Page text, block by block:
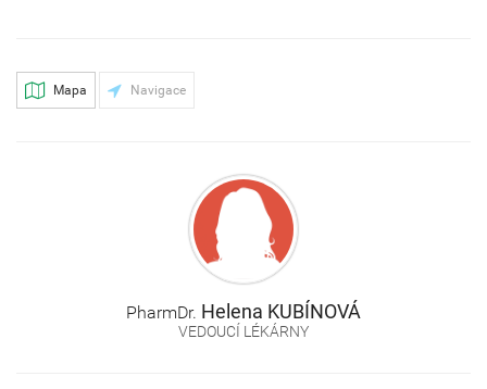
Mapa Navigace
PharmDr. Helena KUBÍNOVÁ
VEDOUCÍ LÉKÁRNY